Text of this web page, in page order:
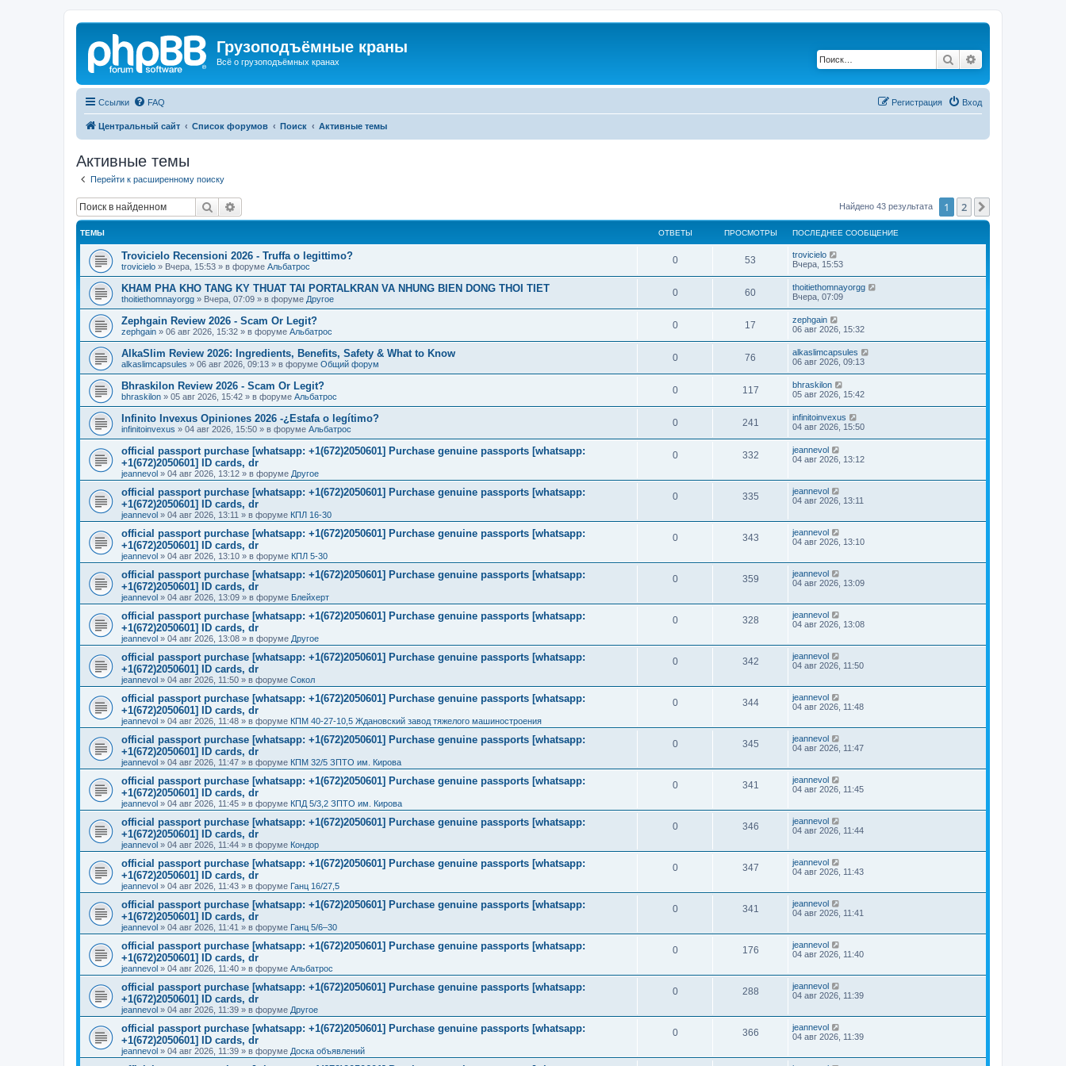
Грузоподъёмные краны
Всё о грузоподъёмных кранах Поиск
Ссылки FAQ Вход
Регистрация
Центральный сайт Список форумов Поиск Активные темы
Активные темы
Перейти к расширенному поиску
Поиск Найдено 43 результата 1 2
ТЕМЫ ОТВЕТЫ ПРОСМОТРЫ ПОСЛЕДНЕЕ СООБЩЕНИЕ
Trovicielo Recensioni 2026 - Truffa o legittimo?
trovicielo » Вчера, 15:53 » в форуме Альбатрос
0 53
trovicielo
Вчера, 15:53
KHAM PHA KHO TANG KY THUAT TAI PORTALKRAN VA NHUNG BIEN DONG THOI TIET
thoitiethomnayorgg » Вчера, 07:09 » в форуме Другое
0 60
thoitiethomnayorgg
Вчера, 07:09
Zephgain Review 2026 - Scam Or Legit?
zephgain » 06 авг 2026, 15:32 » в форуме Альбатрос
0 17
zephgain
06 авг 2026, 15:32
AlkaSlim Review 2026: Ingredients, Benefits, Safety & What to Know
alkaslimcapsules » 06 авг 2026, 09:13 » в форуме Общий форум
0 76
alkaslimcapsules
06 авг 2026, 09:13
Bhraskilon Review 2026 - Scam Or Legit?
bhraskilon » 05 авг 2026, 15:42 » в форуме Альбатрос
0 117
bhraskilon
05 авг 2026, 15:42
Infinito Invexus Opiniones 2026 -¿Estafa o legítimo?
infinitoinvexus » 04 авг 2026, 15:50 » в форуме Альбатрос
0 241
infinitoinvexus
04 авг 2026, 15:50
official passport purchase [whatsapp: +1(672)2050601] Purchase genuine passports [whatsapp:
+1(672)2050601] ID cards, dr
jeannevol » 04 авг 2026, 13:12 » в форуме Другое
0 332
jeannevol
04 авг 2026, 13:12
official passport purchase [whatsapp: +1(672)2050601] Purchase genuine passports [whatsapp:
+1(672)2050601] ID cards, dr
jeannevol » 04 авг 2026, 13:11 » в форуме КПЛ 16-30
0 335
jeannevol
04 авг 2026, 13:11
official passport purchase [whatsapp: +1(672)2050601] Purchase genuine passports [whatsapp:
+1(672)2050601] ID cards, dr
jeannevol » 04 авг 2026, 13:10 » в форуме КПЛ 5-30
0 343
jeannevol
04 авг 2026, 13:10
official passport purchase [whatsapp: +1(672)2050601] Purchase genuine passports [whatsapp:
+1(672)2050601] ID cards, dr
jeannevol » 04 авг 2026, 13:09 » в форуме Блейхерт
0 359
jeannevol
04 авг 2026, 13:09
official passport purchase [whatsapp: +1(672)2050601] Purchase genuine passports [whatsapp:
+1(672)2050601] ID cards, dr
jeannevol » 04 авг 2026, 13:08 » в форуме Другое
0 328
jeannevol
04 авг 2026, 13:08
official passport purchase [whatsapp: +1(672)2050601] Purchase genuine passports [whatsapp:
+1(672)2050601] ID cards, dr
jeannevol » 04 авг 2026, 11:50 » в форуме Сокол
0 342
jeannevol
04 авг 2026, 11:50
official passport purchase [whatsapp: +1(672)2050601] Purchase genuine passports [whatsapp:
+1(672)2050601] ID cards, dr
jeannevol » 04 авг 2026, 11:48 » в форуме КПМ 40-27-10,5 Ждановский завод тяжелого машиностроения
0 344
jeannevol
04 авг 2026, 11:48
official passport purchase [whatsapp: +1(672)2050601] Purchase genuine passports [whatsapp:
+1(672)2050601] ID cards, dr
jeannevol » 04 авг 2026, 11:47 » в форуме КПМ 32/5 ЗПТО им. Кирова
0 345
jeannevol
04 авг 2026, 11:47
official passport purchase [whatsapp: +1(672)2050601] Purchase genuine passports [whatsapp:
+1(672)2050601] ID cards, dr
jeannevol » 04 авг 2026, 11:45 » в форуме КПД 5/3,2 ЗПТО им. Кирова
0 341
jeannevol
04 авг 2026, 11:45
official passport purchase [whatsapp: +1(672)2050601] Purchase genuine passports [whatsapp:
+1(672)2050601] ID cards, dr
jeannevol » 04 авг 2026, 11:44 » в форуме Кондор
0 346
jeannevol
04 авг 2026, 11:44
official passport purchase [whatsapp: +1(672)2050601] Purchase genuine passports [whatsapp:
+1(672)2050601] ID cards, dr
jeannevol » 04 авг 2026, 11:43 » в форуме Ганц 16/27,5
0 347
jeannevol
04 авг 2026, 11:43
official passport purchase [whatsapp: +1(672)2050601] Purchase genuine passports [whatsapp:
+1(672)2050601] ID cards, dr
jeannevol » 04 авг 2026, 11:41 » в форуме Ганц 5/6–30
0 341
jeannevol
04 авг 2026, 11:41
official passport purchase [whatsapp: +1(672)2050601] Purchase genuine passports [whatsapp:
+1(672)2050601] ID cards, dr
jeannevol » 04 авг 2026, 11:40 » в форуме Альбатрос
0 176
jeannevol
04 авг 2026, 11:40
official passport purchase [whatsapp: +1(672)2050601] Purchase genuine passports [whatsapp:
+1(672)2050601] ID cards, dr
jeannevol » 04 авг 2026, 11:39 » в форуме Другое
0 288
jeannevol
04 авг 2026, 11:39
official passport purchase [whatsapp: +1(672)2050601] Purchase genuine passports [whatsapp:
+1(672)2050601] ID cards, dr
jeannevol » 04 авг 2026, 11:39 » в форуме Доска объявлений
0 366
jeannevol
04 авг 2026, 11:39